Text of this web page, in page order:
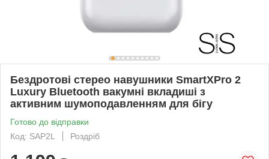
Бездротові стерео навушники SmartXPro 2
Luxury Bluetooth вакумні вкладиші з
активним шумоподавленням для бігу
Готово до відправки
Код: SAP2L
Роздріб